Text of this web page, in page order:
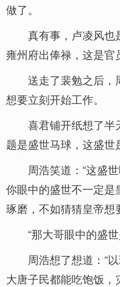
做了。
真有事，卢凌风也
雍州府出俸禄，这是官
送走了裴勉之后，
想要立刻开始工作。
喜君铺开纸想了半
题是盛世马球，这盛世
周浩笑道：“这盛
你眼中的盛世不一定是
琢磨，不如猜猜皇帝想
“那大哥眼中的盛
周浩想了想道：“
大唐子民都能吃饱饭